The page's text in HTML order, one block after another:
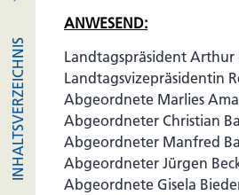
INHALTSVERZEICHNIS
ANWESEND:
Landtagspräsident
Landtagsvizepräsidentin
Abgeordnete Marlies
Abgeordneter Christian
Abgeordneter Manfred
Abgeordneter Jürgen
Abgeordnete Gisela